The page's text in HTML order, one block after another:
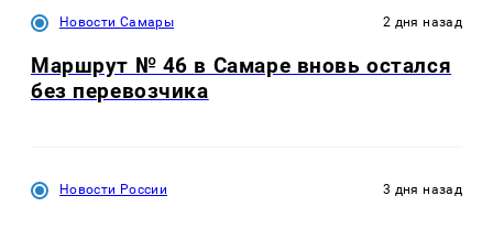
Новости Самары 2 дня назад
Маршрут № 46 в Самаре вновь остался
без перевозчика
Новости России 3 дня назад